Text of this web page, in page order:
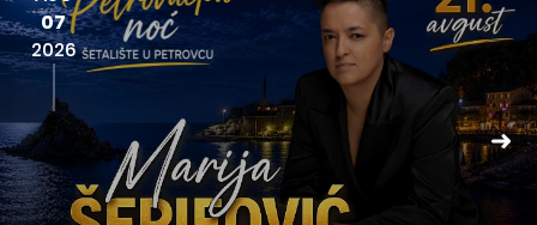
07
2026